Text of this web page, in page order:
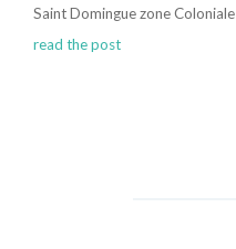
Saint Domingue zone Coloniale
read the post